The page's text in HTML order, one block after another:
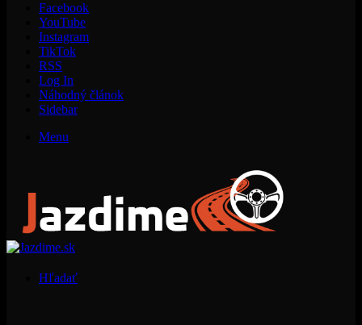
Facebook
YouTube
Instagram
TikTok
RSS
Log In
Náhodný článok
Sidebar
Menu
Hľadať